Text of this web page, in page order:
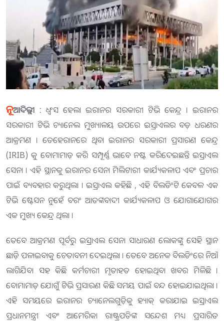
ନୂଆଦିଲ୍ଲୀ : ଧ୍ୱଂସ ହେଲା ଇରାନର ସରକାରୀ ଟିଭି କେନ୍ଦ୍ର । ଇରାନର
ସରକାରୀ ଟିଭି ଚ୍ୟାନେଲ ମୁଖ୍ୟାଳୟ ଉପରେ ଇସ୍ରାଏଲର ବଡ଼ ଧରଣର
ଆକ୍ରମଣ । ତେହେରାନରେ ଥିବା ଇରାନର ସରକାରୀ ପ୍ରସାରଣ କେନ୍ଦ୍ର
(IRIB) କୁ ବୋମାମାଡ଼ କରି ସମ୍ପୂର୍ଣ୍ଣ ଭାବେ ନଷ୍ଟ କରିଦେଇଛନ୍ତି ଇସ୍ରାଏଲ
ସେନା । ଏହି ସ୍ଥାନକୁ ଇରାନର ସେନା ମିଲିଟାରୀ କାର୍ଯ୍ୟକଳାପ ଏବଂ ପ୍ରଚାର
ପାଇଁ ବ୍ୟବହାର କରୁଥିଲା । ଇସ୍ରାଏଲ କହିଛି , ଏହି ବିଲଡିଂଟି କେବଳ ଏକ
ଟିଭି ଷ୍ଟେସନ ନୁହେଁ ବରଂ ଆତଙ୍କବାଦୀ କାର୍ଯ୍ୟକଳାପ ଓ ଯୋଗାଯୋଗର
ଏକ ମୁଖ୍ୟ କେନ୍ଦ୍ର ଥିଲା ।
ତେବେ ଆକ୍ରମଣ ପୂର୍ବରୁ ଇସ୍ରାଏଲ ସେନା ସାଧାରଣ ଲୋକଙ୍କୁ ସେହି ସ୍ଥାନ
ଛାଡ଼ି ପଳାଇବାକୁ ଚେତାବନୀ ଦେଇଥିଲା । ତେବେ ଅନେକ ବିଲଡିଂରେ ନିଆଁ
ଲାଗିଯିବା ସହ କିଛି କର୍ମଚାରୀ ମୃତାହତ ହୋଇଥିବା ଖବର ମିଳିଛି ।
ବୋମାମାଡ଼ ଯୋଗୁଁ ଟିଭି ପ୍ରସାରଣ କିଛି ସମୟ ପାଇଁ ବନ୍ଦ ହୋଇଯାଇଥିଲା ।
ଏହି ସମୟରେ ଇରାନର ଚ୍ୟାନେଲଗୁଡ଼ିକୁ ହ୍ୟାକ୍ କରାଯାଇ ଇସ୍ରାଏଲ
ପ୍ରଧାନମନ୍ତ୍ରୀ ଏବଂ ଆମେରିକା ରାଷ୍ଟ୍ରପତିଙ୍କ ସନ୍ଦେଶ ମଧ୍ୟ ପ୍ରସାରିତ